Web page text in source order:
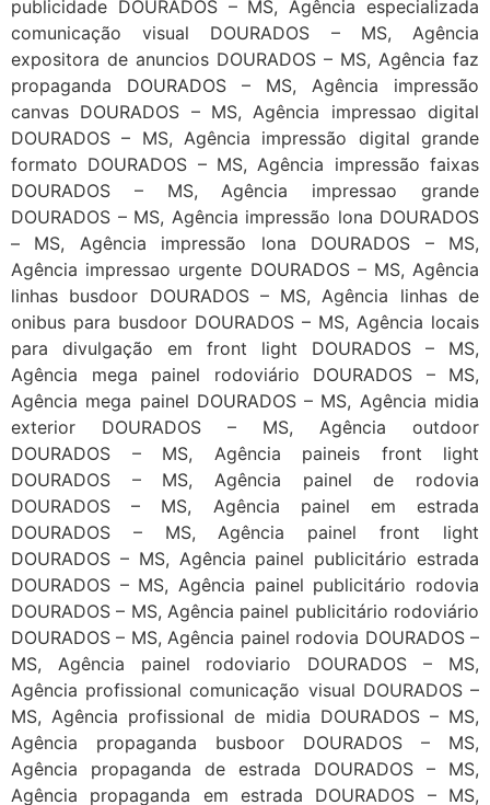
publicidade DOURADOS – MS, Agência especializada
comunicação visual DOURADOS – MS, Agência
expositora de anuncios DOURADOS – MS, Agência faz
propaganda DOURADOS – MS, Agência impressão
canvas DOURADOS – MS, Agência impressao digital
DOURADOS – MS, Agência impressão digital grande
formato DOURADOS – MS, Agência impressão faixas
DOURADOS – MS, Agência impressao grande
DOURADOS – MS, Agência impressão lona DOURADOS
– MS, Agência impressão lona DOURADOS – MS,
Agência impressao urgente DOURADOS – MS, Agência
linhas busdoor DOURADOS – MS, Agência linhas de
onibus para busdoor DOURADOS – MS, Agência locais
para divulgação em front light DOURADOS – MS,
Agência mega painel rodoviário DOURADOS – MS,
Agência mega painel DOURADOS – MS, Agência midia
exterior DOURADOS – MS, Agência outdoor
DOURADOS – MS, Agência paineis front light
DOURADOS – MS, Agência painel de rodovia
DOURADOS – MS, Agência painel em estrada
DOURADOS – MS, Agência painel front light
DOURADOS – MS, Agência painel publicitário estrada
DOURADOS – MS, Agência painel publicitário rodovia
DOURADOS – MS, Agência painel publicitário rodoviário
DOURADOS – MS, Agência painel rodovia DOURADOS –
MS, Agência painel rodoviario DOURADOS – MS,
Agência profissional comunicação visual DOURADOS –
MS, Agência profissional de midia DOURADOS – MS,
Agência propaganda busboor DOURADOS – MS,
Agência propaganda de estrada DOURADOS – MS,
Agência propaganda em estrada DOURADOS – MS,